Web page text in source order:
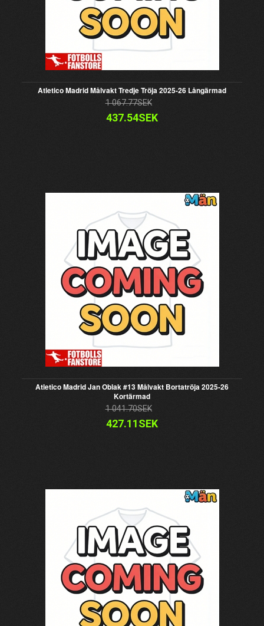
Atletico Madrid Målvakt Tredje Tröja 2025-26 Långärmad
1 067.77SEK
437.54SEK
Atletico Madrid Jan Oblak #13 Målvakt Bortatröja 2025-26
Kortärmad
1 041.70SEK
427.11SEK